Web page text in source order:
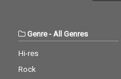
Genre- All Genres
Hi-res
Rock